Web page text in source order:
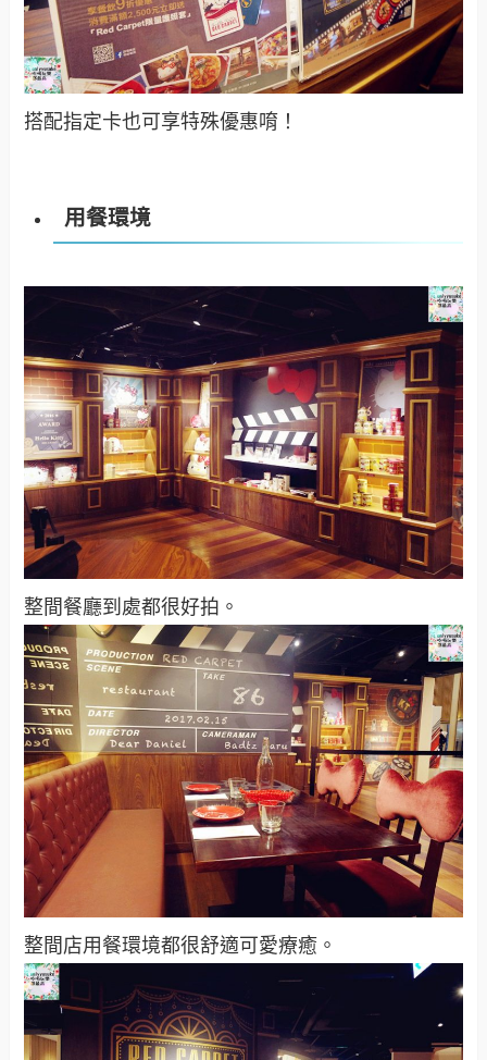
搭配指定卡也可享特殊優惠唷！
用餐環境
整間餐廳到處都很好拍。
整間店用餐環境都很舒適可愛療癒。